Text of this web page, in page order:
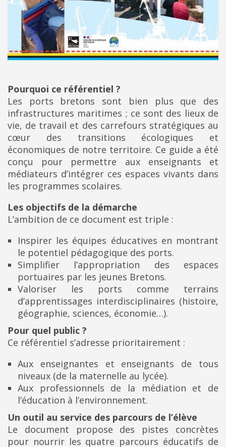
Pourquoi ce référentiel ?
Les ports bretons sont bien plus que des
infrastructures maritimes ; ce sont des lieux de
vie, de travail et des carrefours stratégiques au
cœur des transitions écologiques et
économiques de notre territoire. Ce guide a été
conçu pour permettre aux enseignants et
médiateurs d’intégrer ces espaces vivants dans
les programmes scolaires.
Les objectifs de la démarche
L’ambition de ce document est triple :
Inspirer les équipes éducatives en montrant
le potentiel pédagogique des ports.
Simplifier l’appropriation des espaces
portuaires par les jeunes Bretons.
Valoriser les ports comme terrains
d’apprentissages interdisciplinaires (histoire,
géographie, sciences, économie…).
Pour quel public ?
Ce référentiel s’adresse prioritairement :
Aux enseignantes et enseignants de tous
niveaux (de la maternelle au lycée).
Aux professionnels de la médiation et de
l’éducation à l’environnement.
Un outil au service des parcours de l’élève
Le document propose des pistes concrètes
pour nourrir les quatre parcours éducatifs de